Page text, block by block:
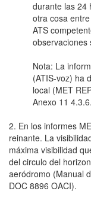
durante las 24
otra cosa
ATS
observaciones
Nota: La
(ATIS-voz) ha
local (MET
Anexo 11
2. En los informes
reinante. La
máxima visibilidad
del circulo del
aeródromo (Manual
DOC 8896 OACI).